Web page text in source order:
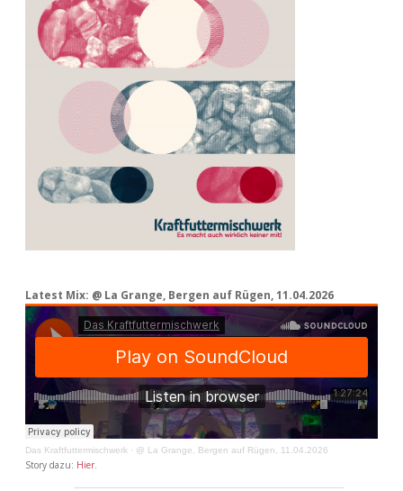
Latest Mix: @ La Grange, Bergen auf Rügen, 11.04.2026
Das Kraftfuttermischwerk · @ La Grange, Bergen auf Rügen, 11.04.2026
Story dazu: Hier